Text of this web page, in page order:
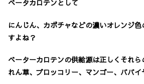
ベータカロテンとして
にんじん、カボチャなどの濃いオレンジ
すよね？
ベーターカロテンの供給源は正しくそれ
れん草、ブロッコリー、マンゴー、パパイ